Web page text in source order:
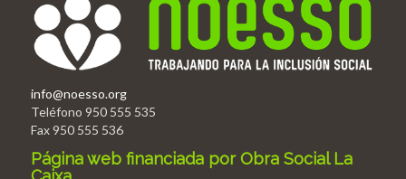
info@noesso.org
Teléfono 950 555 535
Fax 950 555 536
Página web financiada por Obra Social La